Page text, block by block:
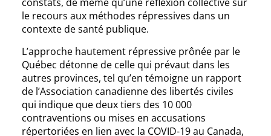
le recours aux méthodes répressives dans un
contexte de santé publique.
L’approche hautement répressive prônée par le
Québec détonne de celle qui prévaut dans les
autres provinces, tel qu’en témoigne un rapport
de l’Association canadienne des libertés civiles
qui indique que deux tiers des 10 000
contraventions ou mises en accusations
répertoriées en lien avec la COVID-19 au Canada,